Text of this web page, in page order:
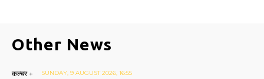
Other News
कल्चर + SUNDAY, 9 AUGUST 2026, 16:55